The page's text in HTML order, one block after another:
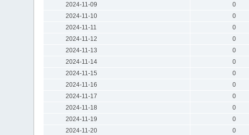
2024-11-09
0
2024-11-10
0
2024-11-11
0
2024-11-12
0
2024-11-13
0
2024-11-14
0
2024-11-15
0
2024-11-16
0
2024-11-17
0
2024-11-18
0
2024-11-19
0
2024-11-20
0